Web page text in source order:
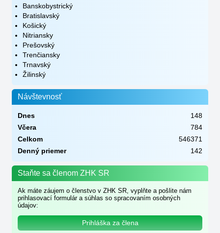
Banskobystrický
Bratislavský
Košický
Nitriansky
Prešovský
Trenčiansky
Trnavský
Žilinský
Návštevnosť
Dnes
148
Včera
784
Celkom
546371
Denný priemer
142
Staňte sa členom ZHK SR
Ak máte záujem o členstvo v ZHK SR, vyplňte a pošlite nám
prihlasovací formulár a súhlas so spracovaním osobných
údajov:
Prihláška za člena